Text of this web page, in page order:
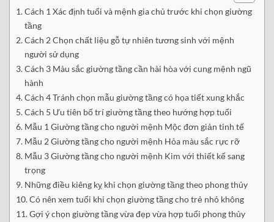
Cách 1 Xác định tuổi và mệnh gia chủ trước khi chọn giường
tầng
Cách 2 Chọn chất liệu gỗ tự nhiên tương sinh với mệnh
người sử dụng
Cách 3 Màu sắc giường tầng cần hài hòa với cung mệnh ngũ
hành
Cách 4 Tránh chọn mẫu giường tầng có họa tiết xung khắc
Cách 5 Ưu tiên bố trí giường tầng theo hướng hợp tuổi
Mẫu 1 Giường tầng cho người mệnh Mộc đơn giản tinh tế
Mẫu 2 Giường tầng cho người mệnh Hỏa màu sắc rực rỡ
Mẫu 3 Giường tầng cho người mệnh Kim với thiết kế sang
trọng
Những điều kiêng kỵ khi chọn giường tầng theo phong thủy
Có nên xem tuổi khi chọn giường tầng cho trẻ nhỏ không
Gợi ý chọn giường tầng vừa đẹp vừa hợp tuổi phong thủy